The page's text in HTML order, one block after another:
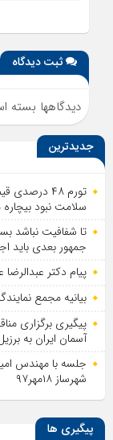
ثبت دیدگاه
دیدگاهها بسته
جدیدترین
تورم ۴۸
سلامت نبود
تا شفافیت نباشد
جمهور بعدی باید
پیام دکتر عبدالرضا
بیانیه مجمع
پیگیری برگزاری
آسمان ایران به
جلسه با مهندس
شهرساز ۱۸مهر۹۷
پیگیری ها